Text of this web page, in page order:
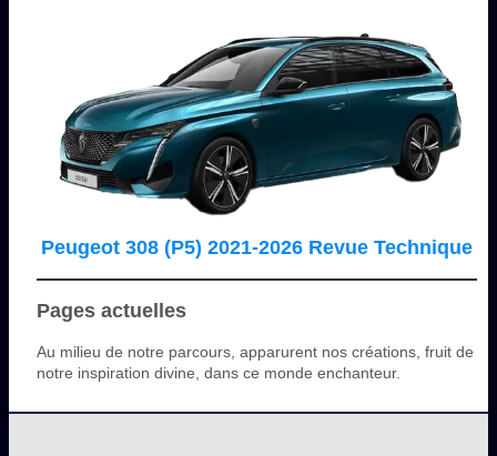
Peugeot 308 (P5) 2021-2026 Revue Technique
Pages actuelles
Au milieu de notre parcours, apparurent nos créations, fruit de
notre inspiration divine, dans ce monde enchanteur.